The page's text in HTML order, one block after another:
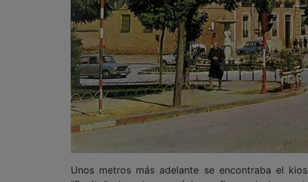
Unos metros más adelante se encontraba el
“Pepito”, el cual se ganó la confianza de las
Popular Nueva Alcarria”. Muy cerquita de este
moderno edificio que en su día albergó en sus